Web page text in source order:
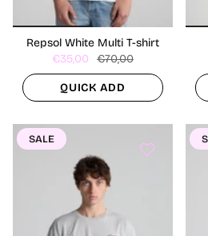
Repsol White Multi T-shirt
€35,00
€70,00
QUICK ADD
SALE